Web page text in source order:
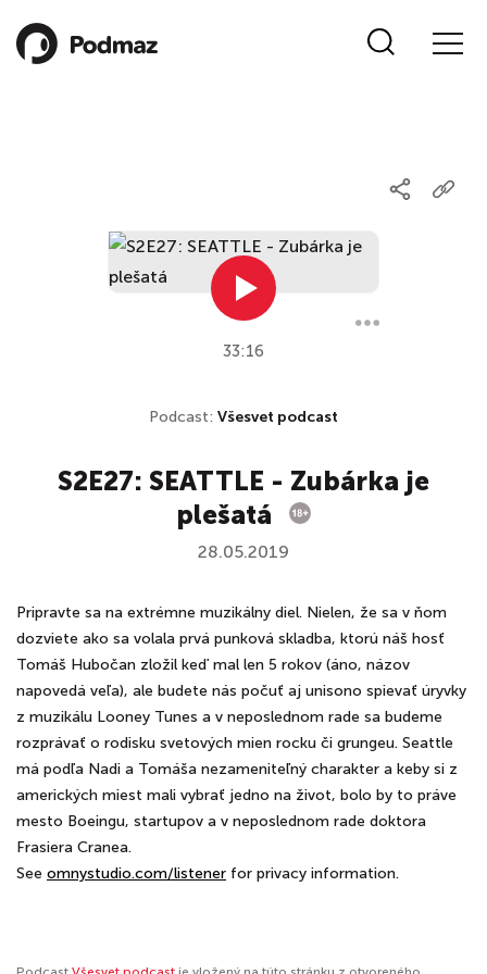
33:16
Podcast: Všesvet podcast
S2E27: SEATTLE - Zubárka je
plešatá
28.05.2019
Pripravte sa na extrémne muzikálny diel. Nielen, že sa v ňom
dozviete ako sa volala prvá punková skladba, ktorú náš hosť
Tomáš Hubočan zložil keď mal len 5 rokov (áno, názov
napovedá veľa), ale budete nás počuť aj unisono spievať úryvky
z muzikálu Looney Tunes a v neposlednom rade sa budeme
rozprávať o rodisku svetových mien rocku či grungeu. Seattle
má podľa Nadi a Tomáša nezameniteľný charakter a keby si z
amerických miest mali vybrať jedno na život, bolo by to práve
mesto Boeingu, startupov a v neposlednom rade doktora
Frasiera Cranea.
See omnystudio.com/listener for privacy information.